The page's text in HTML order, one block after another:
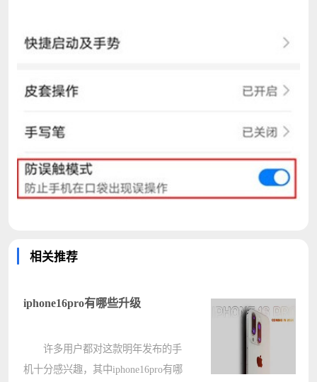
相关推荐
iphone16pro有哪些升级
许多用户都对这款明年发布的手
机十分感兴趣，其中iphone16pro有哪